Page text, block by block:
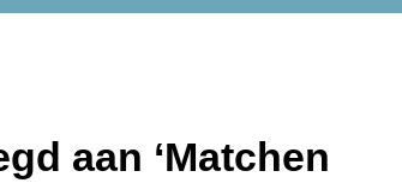
aan ‘Matchen